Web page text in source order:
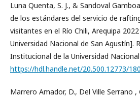
Luna Quenta, S. J., & Sandoval
de los estándares del servicio de
visitantes en el Río Chili, Arequipa
Universidad Nacional de San Agustín].
Institucional de la Universidad
https://hdl.handle.net/20.500.12773/
Marrero Amador, D., Del Ville Serrano ,